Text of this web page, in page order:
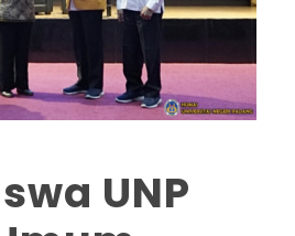
UNP